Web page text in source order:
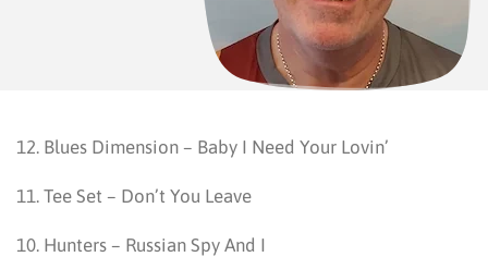
12. Blues Dimension – Baby I Need Your Lovin’
11. Tee Set – Don’t You Leave
10. Hunters – Russian Spy And I